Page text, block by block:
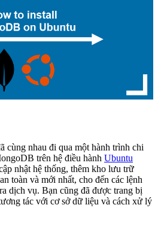
cùng nhau đi qua một hành trình chi
trên hệ điều hành Ubuntu
nhật hệ thống, thêm kho lưu trữ
toàn và mới nhất, cho đến các lệnh
dịch vụ. Bạn cũng đã được trang bị
tác với cơ sở dữ liệu và cách xử lý